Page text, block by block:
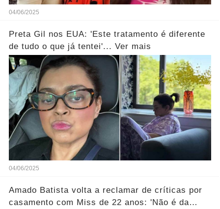
04/06/2025
Preta Gil nos EUA: 'Este tratamento é diferente
de tudo o que já tentei'... Ver mais
04/06/2025
Amado Batista volta a reclamar de críticas por
casamento com Miss de 22 anos: 'Não é da